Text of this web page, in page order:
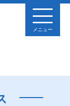
メニュー